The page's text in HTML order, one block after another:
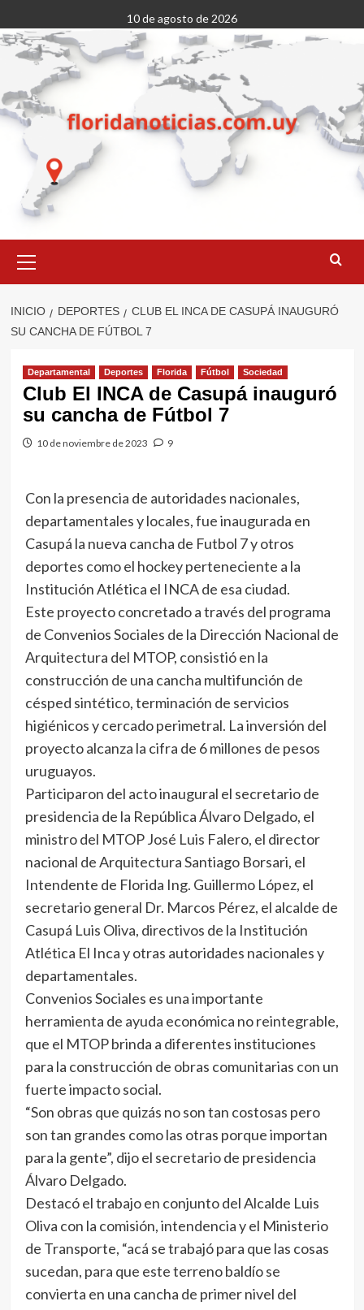
al
contenido
10 de agosto de 2026
primario
INICIO DEPORTES
CLUB EL INCA DE CASUPÁ INAUGURÓ
SU CANCHA DE FÚTBOL 7
Departamental Deportes Florida Fútbol Sociedad
Club El INCA de Casupá inauguró
su cancha de Fútbol 7
10 de noviembre de 2023 9
Con la presencia de autoridades nacionales,
departamentales y locales, fue inaugurada en
Casupá la nueva cancha de Futbol 7 y otros
deportes como el hockey perteneciente a la
Institución Atlética el INCA de esa ciudad.
Este proyecto concretado a través del programa
de Convenios Sociales de la Dirección Nacional de
Arquitectura del MTOP, consistió en la
construcción de una cancha multifunción de
césped sintético, terminación de servicios
higiénicos y cercado perimetral. La inversión del
proyecto alcanza la cifra de 6 millones de pesos
uruguayos.
Participaron del acto inaugural el secretario de
presidencia de la República Álvaro Delgado, el
ministro del MTOP José Luis Falero, el director
nacional de Arquitectura Santiago Borsari, el
Intendente de Florida Ing. Guillermo López, el
secretario general Dr. Marcos Pérez, el alcalde de
Casupá Luis Oliva, directivos de la Institución
Atlética El Inca y otras autoridades nacionales y
departamentales.
Convenios Sociales es una importante
herramienta de ayuda económica no reintegrable,
que el MTOP brinda a diferentes instituciones
para la construcción de obras comunitarias con un
fuerte impacto social.
“Son obras que quizás no son tan costosas pero
son tan grandes como las otras porque importan
para la gente”, dijo el secretario de presidencia
Álvaro Delgado.
Destacó el trabajo en conjunto del Alcalde Luis
Oliva con la comisión, intendencia y el Ministerio
de Transporte, “acá se trabajó para que las cosas
sucedan, para que este terreno baldío se
convierta en una cancha de primer nivel del